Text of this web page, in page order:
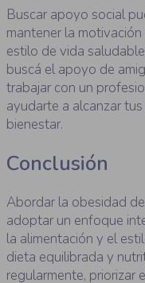
Buscar apoyo social
mantener la
estilo de vida
buscá el apoyo de
trabajar con un
ayudarte a alcanzar
bienestar.
Conclusión
Abordar la obesidad
adoptar un enfoque
la alimentación y el
dieta equilibrada y
regularmente, priorizar